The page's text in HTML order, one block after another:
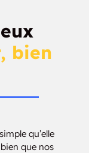
bien
qu’elle
que nos